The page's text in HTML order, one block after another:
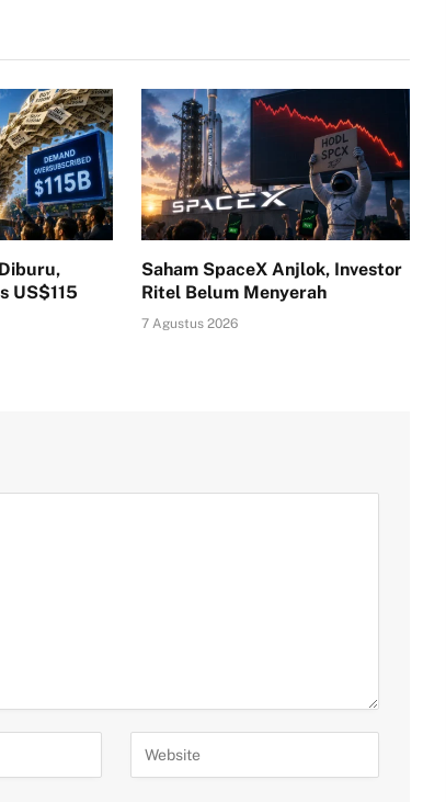
US$115
Saham SpaceX Anjlok, Investor
Ritel Belum Menyerah
7 Agustus 2026